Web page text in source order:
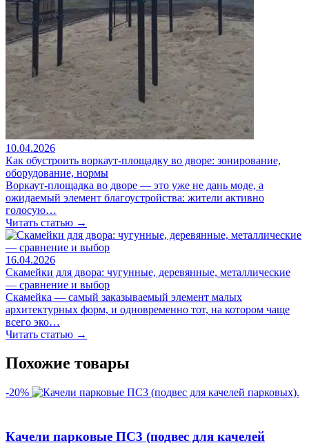
10.04.2026
Как обустроить воркаут-площадку во дворе: зонирование,
оборудование, нормы
Воркаут-площадка во дворе — это уже не дань моде, а
ожидаемый элемент благоустройства: жители активно
голосую…
Читать статью →
16.04.2026
Скамейки для двора: чугунные, деревянные, металлические
— сравнение и выбор
Скамейка — самый заказываемый элемент малых
архитектурных форм, и одновременно тот, на котором чаще
всего эко…
Читать статью →
Похожие товары
-20%
Качели парковые ПС3 (подвес для качелей